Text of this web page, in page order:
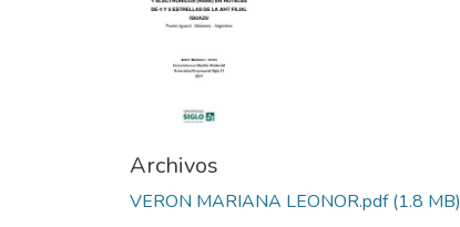
Archivos
VERON MARIANA LEONOR.pdf(1.8 MB)